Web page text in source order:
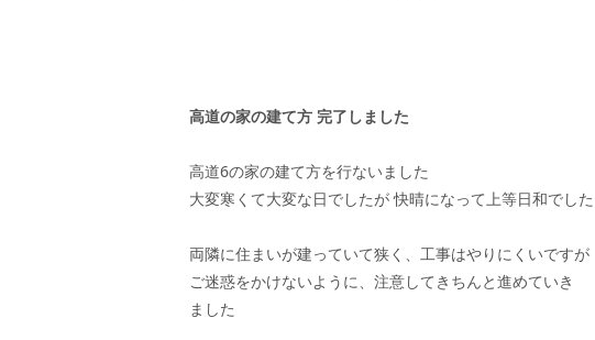
高道の家の建て方 完了しました
高道6の家の建て方を行ないました
大変寒くて大変な日でしたが 快晴になって上等日和でした
両隣に住まいが建っていて狭く、工事はやりにくいですが
ご迷惑をかけないように、注意してきちんと進めていき
ました